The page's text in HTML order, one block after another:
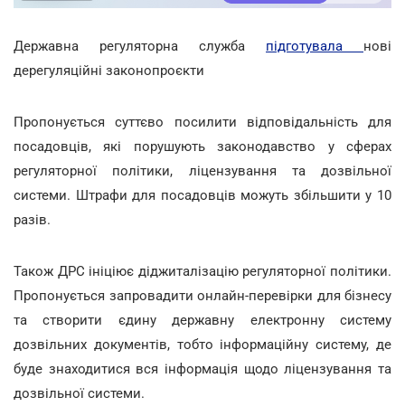
Державна регуляторна служба підготувала нові
дерегуляційні законопроєкти
Пропонується суттєво посилити відповідальність для
посадовців, які порушують законодавство у сферах
регуляторної політики, ліцензування та дозвільної
системи. Штрафи для посадовців можуть збільшити у 10
разів.
Також ДРС ініціює діджиталізацію регуляторної політики.
Пропонується запровадити онлайн-перевірки для бізнесу
та створити єдину державну електронну систему
дозвільних документів, тобто інформаційну систему, де
буде знаходитися вся інформація щодо ліцензування та
дозвільної системи.